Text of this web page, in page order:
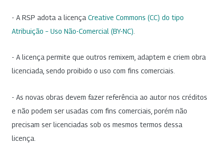
- A RSP adota a licença Creative Commons (CC) do tipo
Atribuição – Uso Não-Comercial (BY-NC)
- A licença permite que outros remixem, adaptem e criem obra
licenciada, sendo proibido o uso com fins comerciais.
- As novas obras devem fazer referência ao autor nos créditos
e não podem ser usadas com fins comerciais, porém não
precisam ser licenciadas sob os mesmos termos dessa
licença.